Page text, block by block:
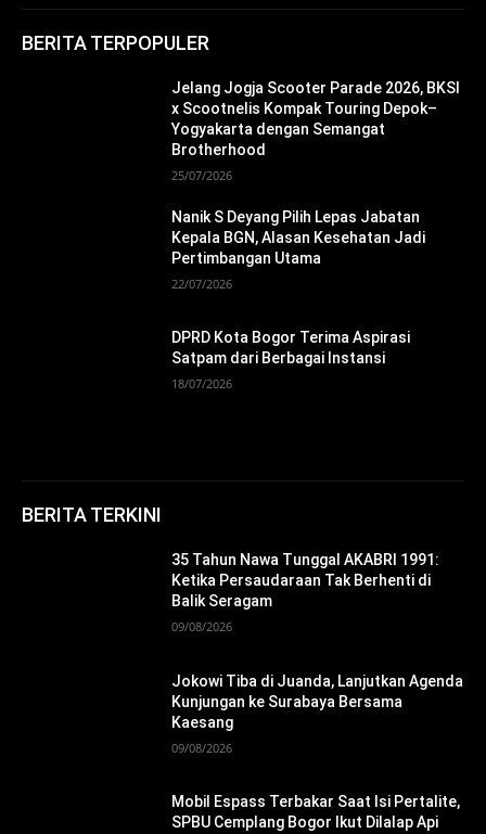
BERITA TERPOPULER
Jelang Jogja Scooter Parade 2026, BKSI
x Scootnelis Kompak Touring Depok–
Yogyakarta dengan Semangat
Brotherhood
25/07/2026
Nanik S Deyang Pilih Lepas Jabatan
Kepala BGN, Alasan Kesehatan Jadi
Pertimbangan Utama
22/07/2026
DPRD Kota Bogor Terima Aspirasi
Satpam dari Berbagai Instansi
18/07/2026
BERITA TERKINI
35 Tahun Nawa Tunggal AKABRI 1991:
Ketika Persaudaraan Tak Berhenti di
Balik Seragam
09/08/2026
Jokowi Tiba di Juanda, Lanjutkan Agenda
Kunjungan ke Surabaya Bersama
Kaesang
09/08/2026
Mobil Espass Terbakar Saat Isi Pertalite,
SPBU Cemplang Bogor Ikut Dilalap Api